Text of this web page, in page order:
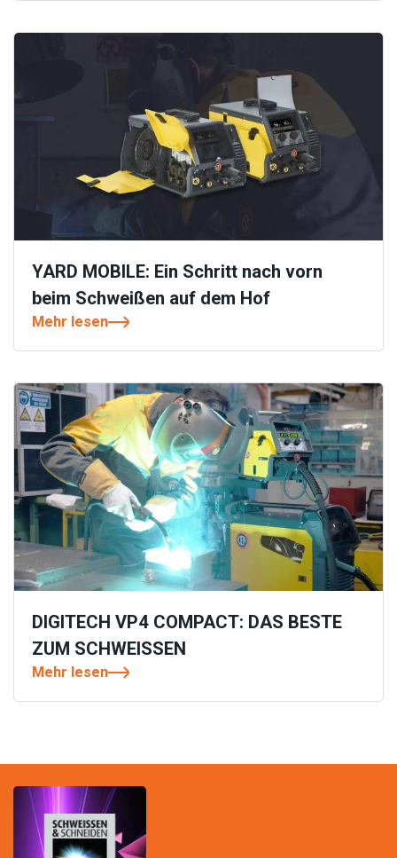
YARD MOBILE: Ein Schritt nach vorn
beim Schweißen auf dem Hof
Mehr lesen
DIGITECH VP4 COMPACT: DAS BESTE
ZUM SCHWEISSEN
Mehr lesen